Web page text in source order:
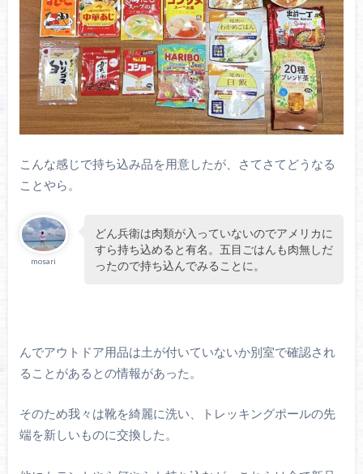
こんな感じで持ち込み品を用意したが、さてさてどうなる
ことやら。
mosari
どん兵衛は肉類が入っていないのでアメリカに
すら持ち込めると有名。五目ごはんも肉無しだ
ったので持ち込んでみることに。
んでアウトドア用品は土が付いていないか別室で確認され
ることがあるとの情報があった。
そのため我々は靴を綺麗に洗い、トレッキングポールの先
端を新しいものに交換した。